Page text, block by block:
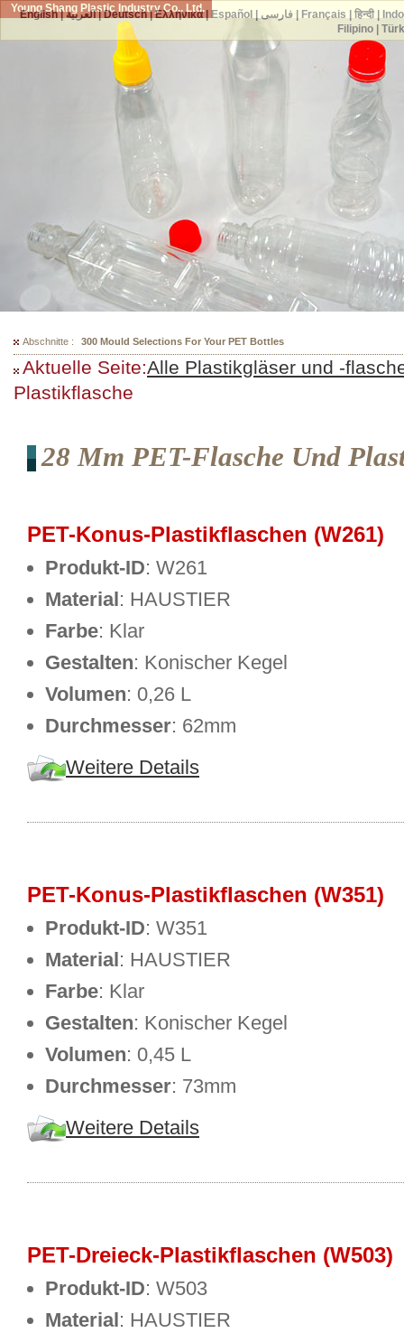
Young Shang Plastic Industry Co., Ltd.
Abschnitte : 300 Mould Selections For Your PET Bottles
Aktuelle Seite:Alle Plastikgläser und -
Plastikflasche
28 Mm PET-Flasche Und
PET-Konus-Plastikflaschen (W261)
Produkt-ID: W261
Material: HAUSTIER
Farbe: Klar
Gestalten: Konischer Kegel
Volumen: 0,26 L
Durchmesser: 62mm
Weitere Details
PET-Konus-Plastikflaschen (W351)
Produkt-ID: W351
Material: HAUSTIER
Farbe: Klar
Gestalten: Konischer Kegel
Volumen: 0,45 L
Durchmesser: 73mm
Weitere Details
PET-Dreieck-Plastikflaschen (W503)
Produkt-ID: W503
Material: HAUSTIER
English|العربية|Deutsch|Ελληνικά| Español فارسی| Français हिन्दी|
Filipino|